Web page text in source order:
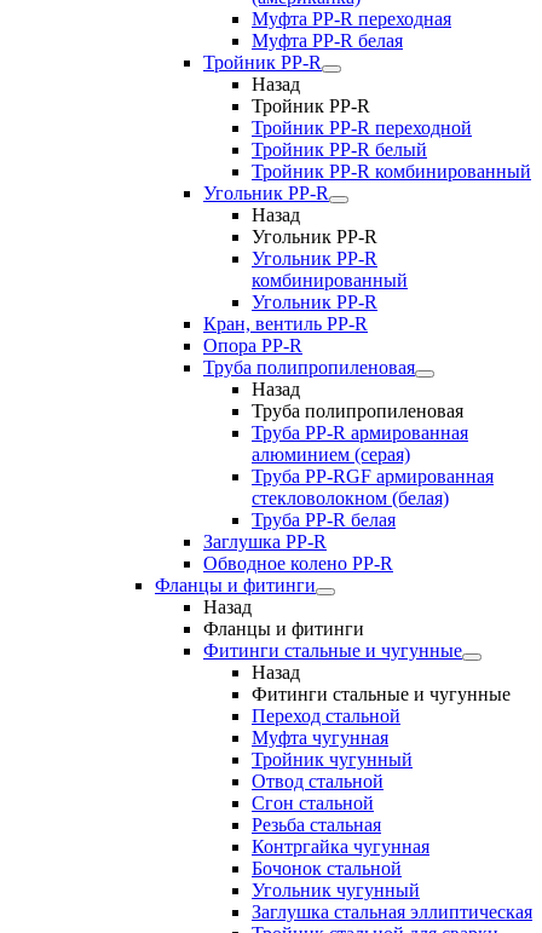
Муфта РР-R переходная
Муфта РР-R белая
Тройник PP-R
Назад
Тройник PP-R
Тройник РР-R переходной
Тройник РР-R белый
Тройник РР-R комбинированный
Угольник PP-R
Назад
Угольник PP-R
Угольник РР-R
комбинированный
Угольник РР-R
Кран, вентиль PP-R
Опора PP-R
Труба полипропиленовая
Назад
Труба полипропиленовая
Труба PP-R армированная
алюминием (серая)
Труба PP-RGF армированная
стекловолокном (белая)
Труба РР-R белая
Заглушка PP-R
Обводное колено PP-R
Фланцы и фитинги
Назад
Фланцы и фитинги
Фитинги стальные и чугунные
Назад
Фитинги стальные и чугунные
Переход стальной
Муфта чугунная
Тройник чугунный
Отвод стальной
Сгон стальной
Резьба стальная
Контргайка чугунная
Бочонок стальной
Угольник чугунный
Заглушка стальная эллиптическая